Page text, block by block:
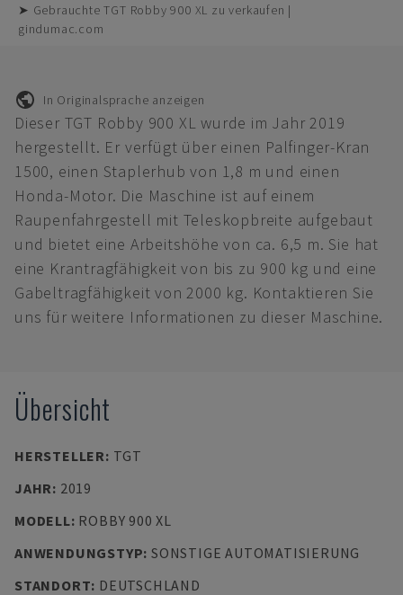
➤ Gebrauchte TGT Robby 900 XL zu verkaufen |
gindumac.com
In Originalsprache anzeigen
Dieser TGT Robby 900 XL wurde im Jahr 2019
hergestellt. Er verfügt über einen Palfinger-Kran
1500, einen Staplerhub von 1,8 m und einen
Honda-Motor. Die Maschine ist auf einem
Raupenfahrgestell mit Teleskopbreite aufgebaut
und bietet eine Arbeitshöhe von ca. 6,5 m. Sie hat
eine Krantragfähigkeit von bis zu 900 kg und eine
Gabeltragfähigkeit von 2000 kg. Kontaktieren Sie
uns für weitere Informationen zu dieser Maschine.
Übersicht
HERSTELLER: TGT
JAHR: 2019
MODELL: ROBBY 900 XL
ANWENDUNGSTYP: SONSTIGE AUTOMATISIERUNG
STANDORT: DEUTSCHLAND